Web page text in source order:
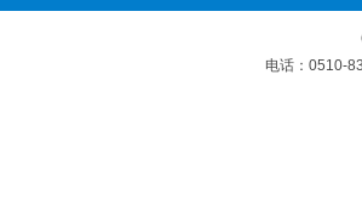
电话：0510-